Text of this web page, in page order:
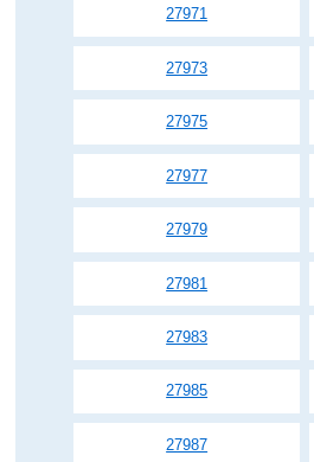
27971
27973
27975
27977
27979
27981
27983
27985
27987